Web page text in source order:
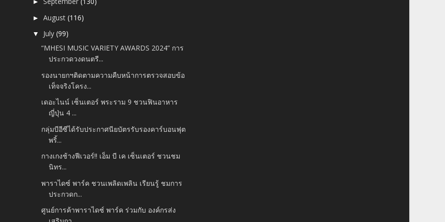
►August(116)
▼ July(99)
“MHESI MUSIC VARIETY AWARDS 2024” การ
ประกวดวงดนตรี...
รองนายกฯติดตามความคืบหน้าการตรวจสอบข้อ
เท็จจริงโครง...
เดอะไนน์ เซ็นเตอร์ พระราม 9 ชวนฟินอาหาร
ญี่ปุ่น 4 ...
กลุ่มบีอีซีได้รับประกาศนียบัตรรับรองคาร์บอนฟุต
พริ้...
กางเกงช้างฟีเวอร์!! เอ็ม บี เค เซ็นเตอร์ ชวนชม
นิทร...
พาราไดซ์ พาร์ค ชวนเพลิดเพลิน เรียนรู้ ชมการ
ประกวดก...
ศูนย์การค้าพาราไดซ์ พาร์ค ร่วมกับ องค์กรส่ง